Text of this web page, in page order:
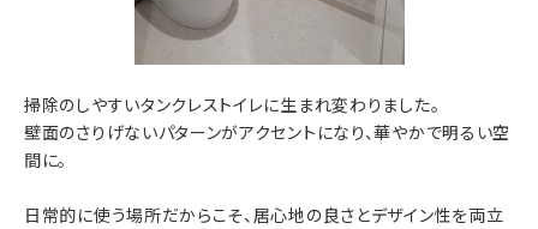
掃除のしやすいタンクレストイレに生まれ変わりました。
壁面のさりげないパターンがアクセントになり、華やかで明るい空
間に。
日常的に使う場所だからこそ、居心地の良さとデザイン性を両立